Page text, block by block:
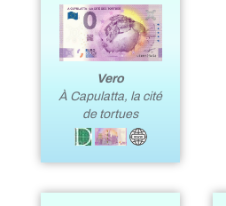
Vero
À Capulatta, la cité
de tortues